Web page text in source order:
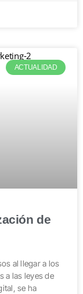
ACTUALIDAD
de
al llegar a los
a las leyes de
se ha